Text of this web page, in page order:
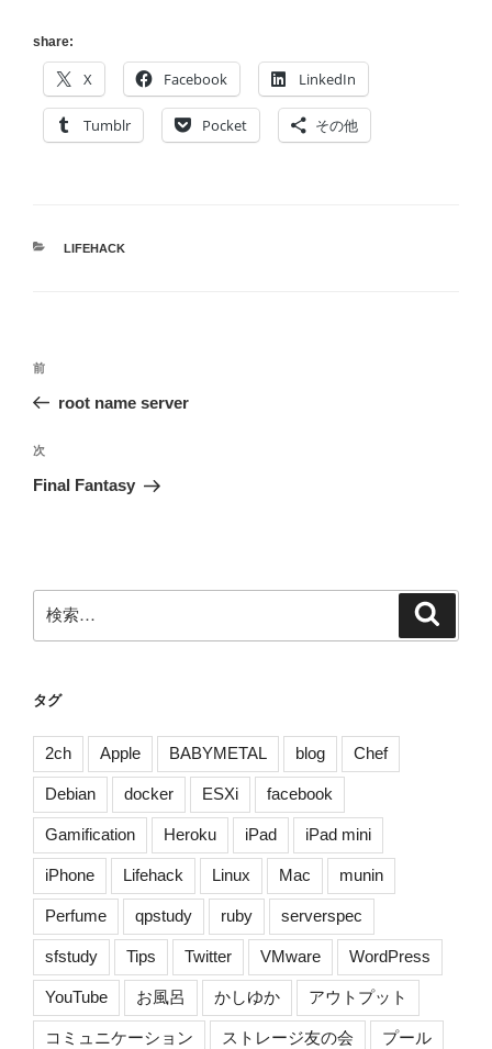
share:
X Facebook LinkedIn
Tumblr Pocket その他
カ
LIFEHACK
投
ビ
ゲ
ン
前
の
稿
前
root name server
次
の
次
Final Fantasy
索:
タグ
2ch Apple BABYMETAL blog Chef
Debian docker ESXi facebook
Gamification Heroku iPad iPad mini
iPhone Lifehack Linux Mac munin
Perfume qpstudy ruby serverspec
sfstudy Tips Twitter VMware WordPress
YouTube お風呂 かしゆか アウトプット
コミュニケーション ストレージ友の会 プール